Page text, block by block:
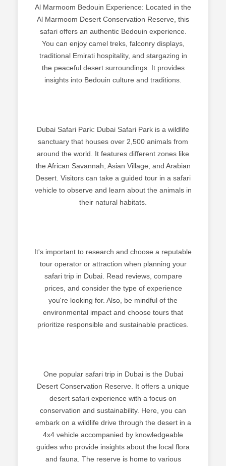
Al Marmoom Bedouin Experience: Located in the
Al Marmoom Desert Conservation Reserve, this
safari offers an authentic Bedouin experience.
You can enjoy camel treks, falconry displays,
traditional Emirati hospitality, and stargazing in
the peaceful desert surroundings. It provides
insights into Bedouin culture and traditions.
Dubai Safari Park: Dubai Safari Park is a wildlife
sanctuary that houses over 2,500 animals from
around the world. It features different zones like
the African Savannah, Asian Village, and Arabian
Desert. Visitors can take a guided tour in a safari
vehicle to observe and learn about the animals in
their natural habitats.
It's important to research and choose a reputable
tour operator or attraction when planning your
safari trip in Dubai. Read reviews, compare
prices, and consider the type of experience
you're looking for. Also, be mindful of the
environmental impact and choose tours that
prioritize responsible and sustainable practices.
One popular safari trip in Dubai is the Dubai
Desert Conservation Reserve. It offers a unique
desert safari experience with a focus on
conservation and sustainability. Here, you can
embark on a wildlife drive through the desert in a
4x4 vehicle accompanied by knowledgeable
guides who provide insights about the local flora
and fauna. The reserve is home to various